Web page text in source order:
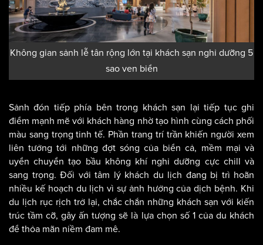
Không gian sảnh lễ tân rộng lớn tại khách sạn nghỉ dưỡng 5
sao ven biển
Sảnh đón tiếp phía bên trong khách sạn lại tiếp tục ghi
điểm mạnh mẽ với khách hàng nhờ tạo hình cùng cách phối
màu sang trọng tinh tế. Phần trang trí trần khiến người xem
liên tưởng tới những đợt sóng của biển cả, mềm mại và
uyển chuyển tạo bầu không khí nghỉ dưỡng cực chill và